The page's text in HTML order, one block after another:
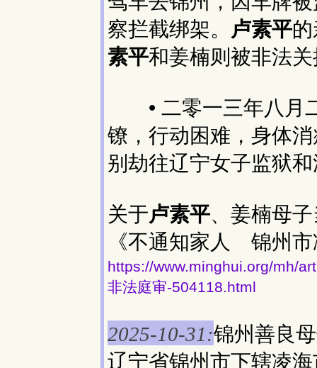
察拦截绑架。
卢素平
素平和姜楠则被非法
• 二零一三年八月
镣，行动困难，身体
别劫往辽宁女子监狱
关于卢素平、姜楠母
《不通知家人 锦州
https://www.minghui.org/mh/
非法庭审-504118.html
2025-10-31:锦州善良
辽宁省锦州市下辖凌